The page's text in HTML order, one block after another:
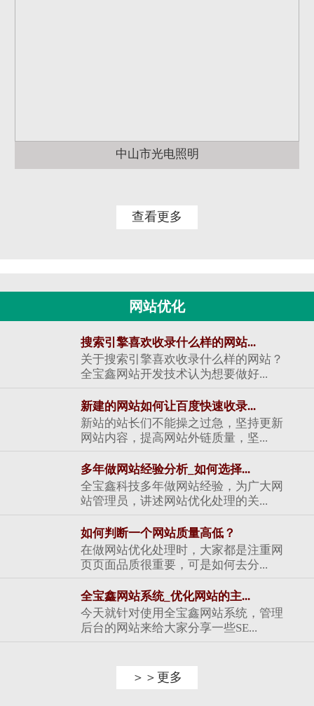
中山市光电照明
查看更多
网站优化
搜索引擎喜欢收录什么样的网站...
关于搜索引擎喜欢收录什么样的网站？
全宝鑫网站开发技术认为想要做好...
新建的网站如何让百度快速收录...
新站的站长们不能操之过急，坚持更新
网站内容，提高网站外链质量，坚...
多年做网站经验分析_如何选择...
全宝鑫科技多年做网站经验，为广大网
站管理员，讲述网站优化处理的关...
如何判断一个网站质量高低？
在做网站优化处理时，大家都是注重网
页页面品质很重要，可是如何去分...
全宝鑫网站系统_优化网站的主...
今天就针对使用全宝鑫网站系统，管理
后台的网站来给大家分享一些SE...
＞＞更多